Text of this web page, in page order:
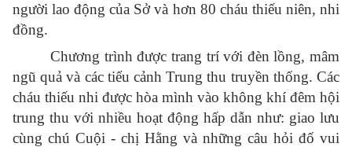
người lao động của Sở và hơn 80 cháu thiếu niên, nhi
đồng.
Chương trình được trang trí với đèn lồng, mâm
ngũ quả và các tiểu cảnh Trung thu truyền thống. Các
cháu thiếu nhi được hòa mình vào không khí đêm hội
trung thu với nhiều hoạt động hấp dẫn như: giao lưu
cùng chú Cuội - chị Hằng và những câu hỏi đố vui